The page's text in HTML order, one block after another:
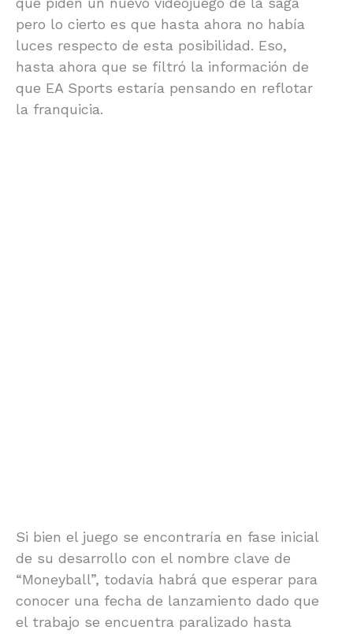
pero lo cierto es que hasta ahora no había
luces respecto de esta posibilidad. Eso,
hasta ahora que se filtró la información de
que EA Sports estaría pensando en reflotar
la franquicia.
Si bien el juego se encontraría en fase inicial
de su desarrollo con el nombre clave de
“Moneyball”, todavía habrá que esperar para
conocer una fecha de lanzamiento dado que
el trabajo se encuentra paralizado hasta